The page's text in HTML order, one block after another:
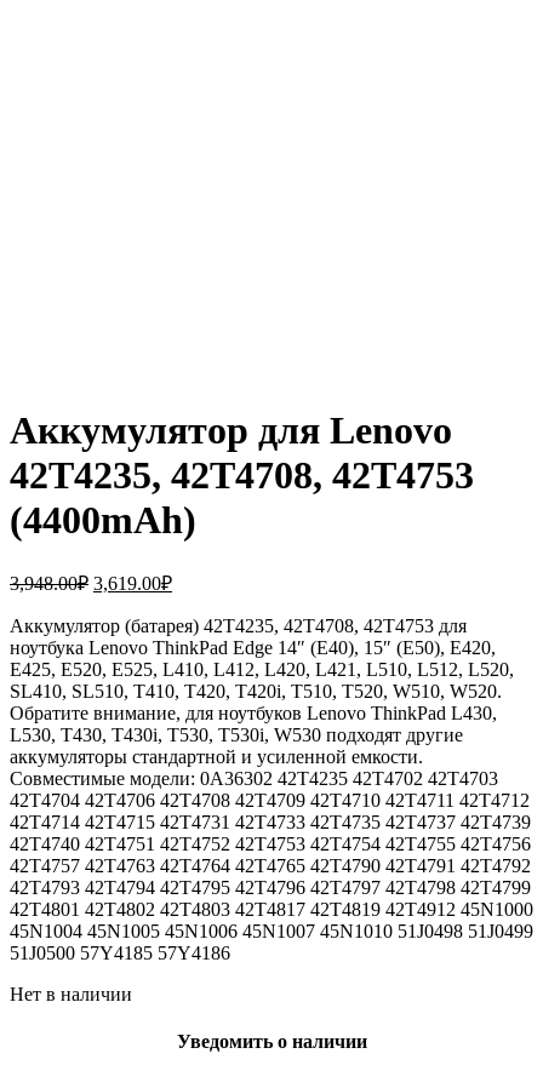
Аккумулятор для Lenovo
42T4235, 42T4708, 42T4753
(4400mAh)
3,948.00₽ Первоначальная
составляла
3,948.00₽.
3,619.00₽Текущая
3,619.00₽.
Аккумулятор (батарея) 42T4235, 42T4708, 42T4753 для
ноутбука Lenovo ThinkPad Edge 14″ (E40), 15″ (E50), E420,
E425, E520, E525, L410, L412, L420, L421, L510, L512, L520,
SL410, SL510, T410, T420, T420i, T510, T520, W510, W520.
Обратите внимание, для ноутбуков Lenovo ThinkPad L430,
L530, T430, T430i, T530, T530i, W530 подходят другие
аккумуляторы стандартной и усиленной емкости.
Совместимые модели: 0A36302 42T4235 42T4702 42T4703
42T4704 42T4706 42T4708 42T4709 42T4710 42T4711 42T4712
42T4714 42T4715 42T4731 42T4733 42T4735 42T4737 42T4739
42T4740 42T4751 42T4752 42T4753 42T4754 42T4755 42T4756
42T4757 42T4763 42T4764 42T4765 42T4790 42T4791 42T4792
42T4793 42T4794 42T4795 42T4796 42T4797 42T4798 42T4799
42T4801 42T4802 42T4803 42T4817 42T4819 42T4912 45N1000
45N1004 45N1005 45N1006 45N1007 45N1010 51J0498 51J0499
51J0500 57Y4185 57Y4186
Нет в наличии
Уведомить о наличии